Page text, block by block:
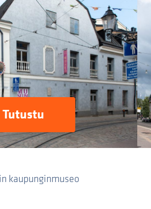
Tutustu
kaupunginmuseo